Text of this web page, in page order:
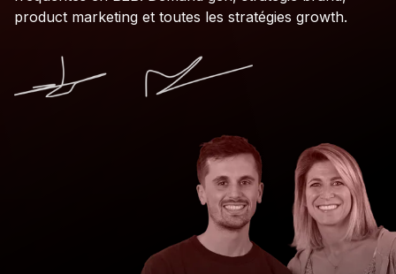
product marketing et toutes les stratégies growth.